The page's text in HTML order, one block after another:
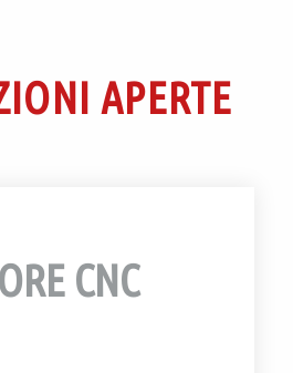
APERTE
CNC